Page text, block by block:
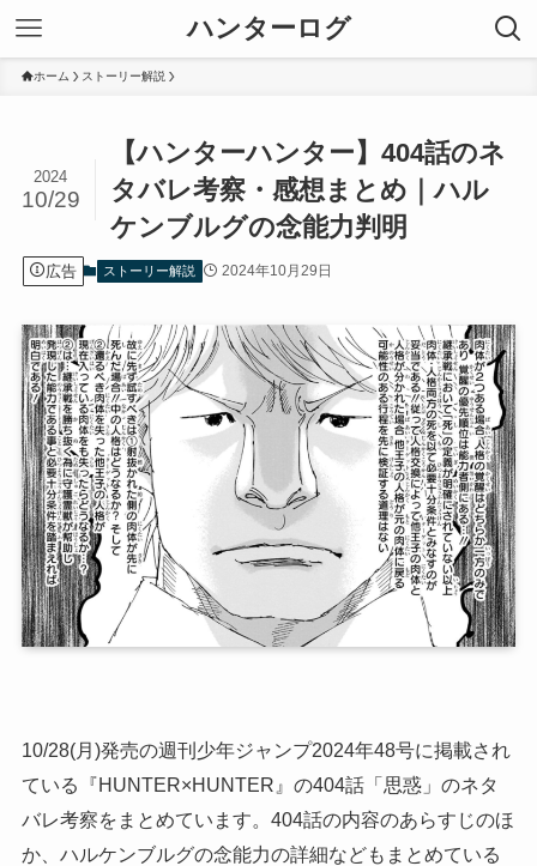
ハンターログ
ホーム ストーリー解説
【ハンターハンター】404話のネ
タバレ考察・感想まとめ｜ハル
ケンブルグの念能力判明
2024
10/29
広告 ストーリー解説 2024年10月29日
10/28(月)発売の週刊少年ジャンプ2024年48号に掲載され
ている『HUNTER×HUNTER』の404話「思惑」のネタ
バレ考察をまとめています。404話の内容のあらすじのほ
か、ハルケンブルグの念能力の詳細などもまとめている